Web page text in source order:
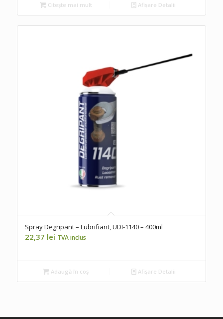
Citește mai mult Afișare Detalii
Spray Degripant – Lubrifiant, UDI-1140 – 400ml
22,37 lei TVA inclus
Adaugă în coș Afișare Detalii